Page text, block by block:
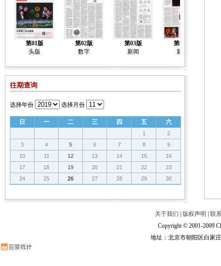
第01版
头版
第02版
数字
第03版
新闻
第04版
新闻
往期查询
选择年份 选择月份
日 一 二 三 四 五 六
1
2
3
4 5 6 7 8
9
10
11 12 13 14 15
16
17
18 19 20 21 22
23
24
25 26 27 28 29 30
关于我们 版权声明
联
Copyright © 2001-2009
地址：北京市朝阳区白家